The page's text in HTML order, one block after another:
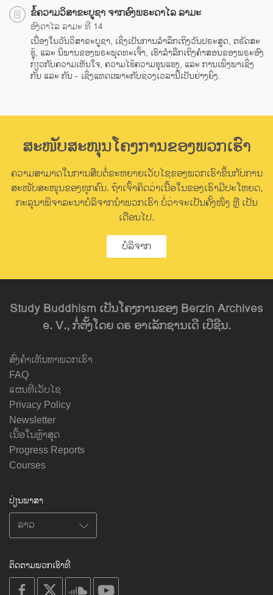
ຂໍ້ຄວາມວິສາຂະບູຊາ ຈາກອົງພຣະດາໄລ ລາມະ
ອົງດາໄລ ລາມະ ທີ 14
ເນື່ອງໃນວັນວິສາຂະບູຊາ, ເຊິ່ງເປັນການລຳລຶກເຖິງວັນປຣະສູດ, ຕຣັດສະ
ຮູ້, ແລະ ນິພານຂອງພຣະພຸດທະເຈົ້າ, ເຮົາລຳລຶກເຖິງຄຳສອນຂອງພຣະອົງ
ກ່ຽວກັບຄວາມເຫັນໃຈ, ຄວາມໄຮ້ຄວາມຮຸນແຮງ, ແລະ ການເພິ່ງພາເຊິ່ງ
ກັນ ແລະ ກັນ - ເຊິ່ງແທດເໝາະກັບຊ່ວງເວລານີ້ເປັນຢ່າງຍິ່ງ.
ສະໜັບສະໜຸນໂຄງການຂອງພວກເຮົາ
ຄວາມສາມາດໃນການສືບຕໍ່ຂະຫຍາຍເວັບໄຊຂອງພວກເຮົາຂຶ້ນກັບການ
ສະໜັບສະໜຸນຂອງທຸກຄົນ. ຖ້າເຈົ້າຄິດວ່າເນື້ອໃນຂອງເຮົາມີປະໂຫຍດ,
ກະລຸນາພິຈາລະນາບໍລິຈາກນຳພວກເຮົາ ບໍ່ວ່າຈະເປັນຄັ້ງໜຶ່ງ ຫຼື ເປັນ
ເດືອນໄປ.
ບໍລິຈາກ
Study Buddhism ເປັນໂຄງການຂອງ Berzin Archives
e. V., ກໍ່ຕັ້ງໂດຍ ດຣ ອາເລັກຊານເດີ ເບີຊີນ.
ສົ່ງຄຳເຫັນຫາພວກເຮົາ
FAQ
ແຜນທີ່ເວັບໄຊ
Privacy Policy
Newsletter
ເນື້ອໃນຫຼ້າສຸດ
Progress Reports
Courses
ປ່ຽນພາສາ
ຕິດຕາມພວກເຮົາທີ່
on
on
on
on